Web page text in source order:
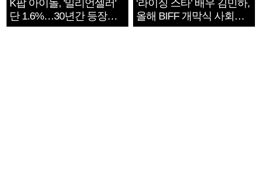
K팝 아이돌, '밀리언셀러'
단 1.6%…30년간 등장
1182개팀 전수조사
‘라이징 스타’ 배우 김민하,
올해 BIFF 개막식 사회자
확정